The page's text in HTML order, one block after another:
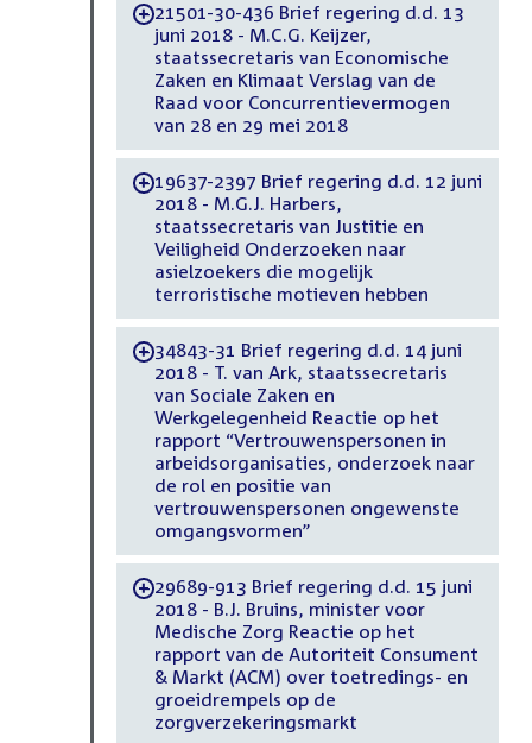
-21501-30-436 Brief regering d.d. 13
juni 2018 - M.C.G. Keijzer,
staatssecretaris van Economische
Zaken en Klimaat Verslag van de
Raad voor Concurrentievermogen
van 28 en 29 mei 2018
-19637-2397 Brief regering d.d. 12 juni
2018 - M.G.J. Harbers,
staatssecretaris van Justitie en
Veiligheid Onderzoeken naar
asielzoekers die mogelijk
terroristische motieven hebben
-34843-31 Brief regering d.d. 14 juni
2018 - T. van Ark, staatssecretaris
van Sociale Zaken en
Werkgelegenheid Reactie op het
rapport “Vertrouwenspersonen in
arbeidsorganisaties, onderzoek naar
de rol en positie van
vertrouwenspersonen ongewenste
omgangsvormen”
-29689-913 Brief regering d.d. 15 juni
2018 - B.J. Bruins, minister voor
Medische Zorg Reactie op het
rapport van de Autoriteit Consument
& Markt (ACM) over toetredings- en
groeidrempels op de
zorgverzekeringsmarkt